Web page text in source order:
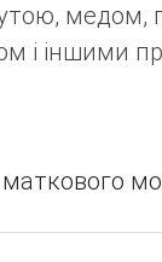
медом,
і іншими